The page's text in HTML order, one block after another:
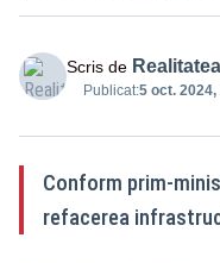
Scris de
Publicat:5 oct. 2024,
Conform prim-
refacerea